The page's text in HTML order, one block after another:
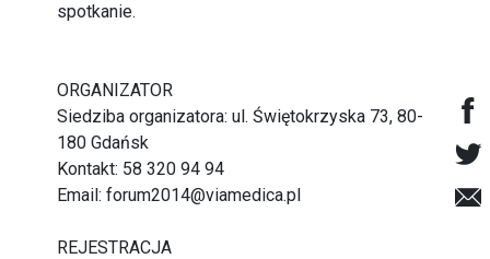
spotkanie.
ORGANIZATOR
Siedziba organizatora: ul. Świętokrzyska 73, 80-
180 Gdańsk
Kontakt: 58 320 94 94
Email:forum2014@viamedica.pl
REJESTRACJA